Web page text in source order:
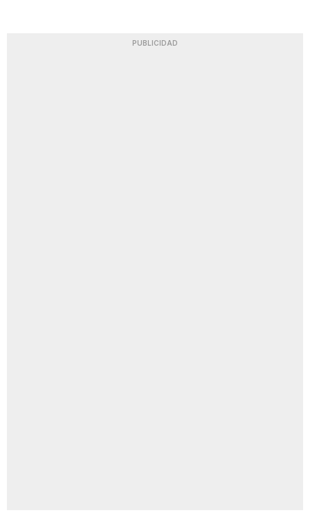
PUBLICIDAD